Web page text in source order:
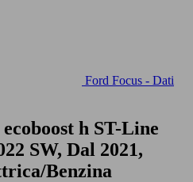
Ford Focus - Dati
h ST-Line
SW, Dal 2021,
Benzina